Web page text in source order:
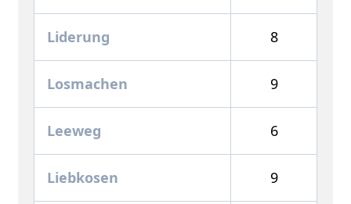
Liderung 8
Losmachen 9
Leeweg 6
Liebkosen 9